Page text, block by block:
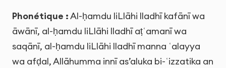
Phonétique :Al-ḥamdu liLlāhi lladhī kafānī wa
āwānī, al-ḥamdu liLlāhi lladhī aṭʿamanī wa
saqānī, al-ḥamdu liLlāhi lladhī manna ʿalayya
wa afḍal, Allāhumma innī as’aluka bi-ʿizzatika an